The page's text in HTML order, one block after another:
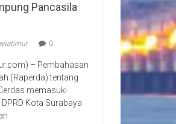
Pancasila
0
– Pembahasan
(Raperda) tentang
memasuki
Kota Surabaya